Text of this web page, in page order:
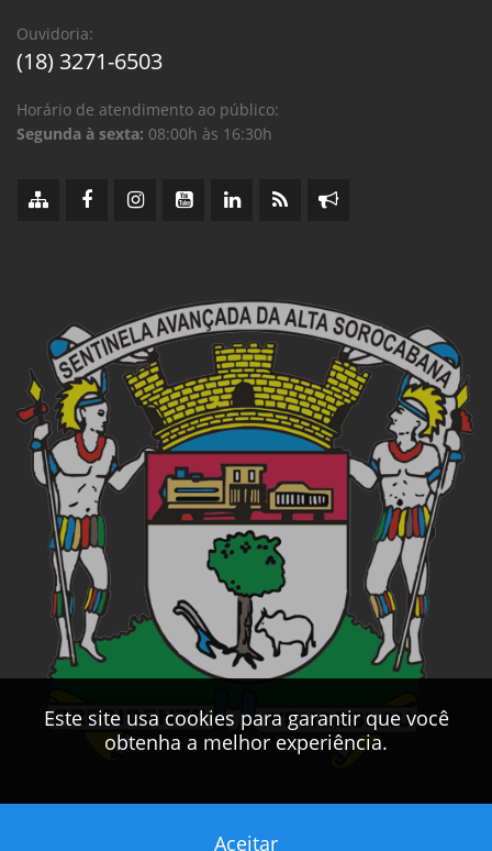
Este site usa cookies para garantir que você
obtenha a melhor experiência.
Aceitar
Ouvidoria:
(18) 3271-6503
Horário de atendimento ao público:
Segunda à sexta: 08:00h às 16:30h